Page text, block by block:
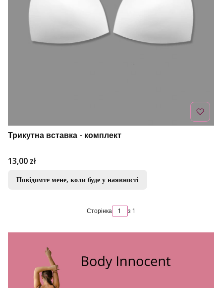
Трикутна вставка - комплект
Ціна
13,00 zł
Повідомте мене, коли буде у наявності
Сторінка з 1